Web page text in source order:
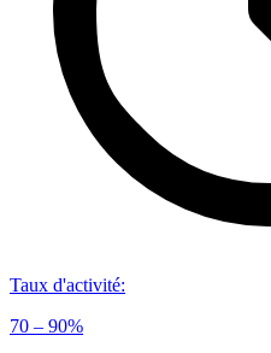
Taux d'activité:
70 – 90%